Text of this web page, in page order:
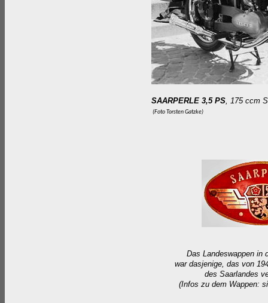
SAARPERLE 3,5 PS, 175 ccm
(Foto Torsten Gatzke)
Das Landeswappen in
war dasjenige, das von
des Saarlandes
(Infos zu dem Wappen: